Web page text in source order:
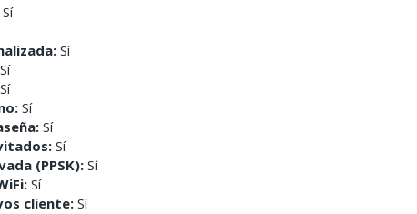
Sí
Sí
Sí
Sí
Sí
Sí
Sí
(PPSK): Sí
Sí
cliente: Sí